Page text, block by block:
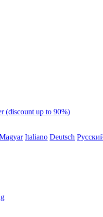
(discount up to 90%)
Italiano Deutsch